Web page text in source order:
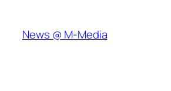
content
News @ M-Media